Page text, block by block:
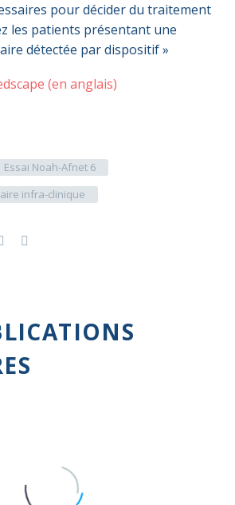
pour décider du traitement
les patients présentant une
détectée par dispositif »
(en anglais)
Essai Noah-Afnet 6
infra-clinique